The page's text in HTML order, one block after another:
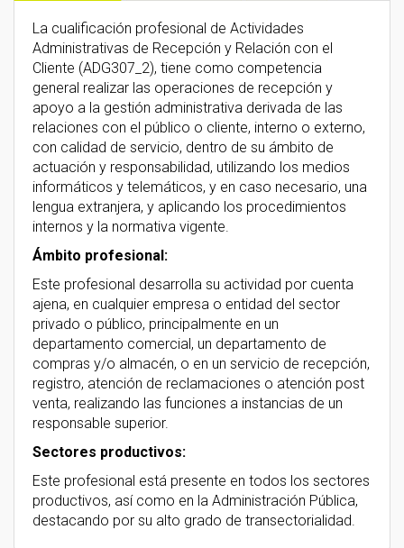
La cualificación profesional de Actividades
Administrativas de Recepción y Relación con el
Cliente (ADG307_2), tiene como competencia
general realizar las operaciones de recepción y
apoyo a la gestión administrativa derivada de las
relaciones con el público o cliente, interno o externo,
con calidad de servicio, dentro de su ámbito de
actuación y responsabilidad, utilizando los medios
informáticos y telemáticos, y en caso necesario, una
lengua extranjera, y aplicando los procedimientos
internos y la normativa vigente.
Ámbito profesional:
Este profesional desarrolla su actividad por cuenta
ajena, en cualquier empresa o entidad del sector
privado o público, principalmente en un
departamento comercial, un departamento de
compras y/o almacén, o en un servicio de recepción,
registro, atención de reclamaciones o atención post
venta, realizando las funciones a instancias de un
responsable superior.
Sectores productivos:
Este profesional está presente en todos los sectores
productivos, así como en la Administración Pública,
destacando por su alto grado de transectorialidad.